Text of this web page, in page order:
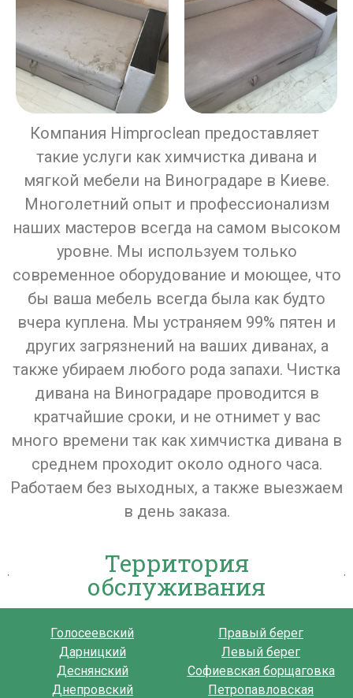
Компания Himproclean предоставляет
такие услуги как химчистка дивана и
мягкой мебели на Виноградаре в Киеве.
Многолетний опыт и профессионализм
наших мастеров всегда на самом высоком
уровне. Мы используем только
современное оборудование и моющее, что
бы ваша мебель всегда была как будто
вчера куплена. Мы устраняем 99% пятен и
других загрязнений на ваших диванах, а
также убираем любого рода запахи. Чистка
дивана на Виноградаре проводится в
кратчайшие сроки, и не отнимет у вас
много времени так как химчистка дивана в
среднем проходит около одного часа.
Работаем без выходных, а также выезжаем
в день заказа.
Территория
обслуживания
Голосеевский
Дарницкий
Деснянский
Днепровский
Правый берег
Левый берег
Софиевская борщаговка
Петропавловская